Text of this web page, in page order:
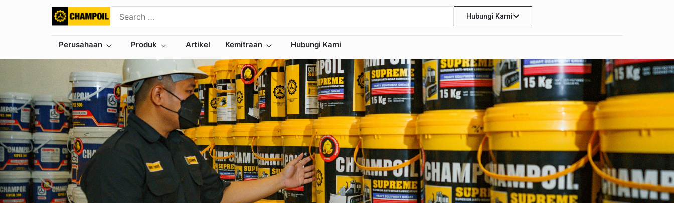
Hubungi Kami
Perusahaan Produk Artikel Kemitraan Hubungi Kami